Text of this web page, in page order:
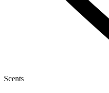
Scents